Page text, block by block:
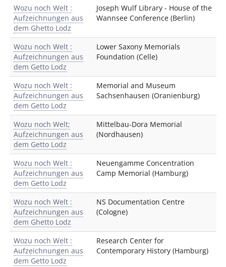
Wozu noch Welt :
Aufzeichnungen aus
dem Ghetto Lodz
Joseph Wulf Library - House of the
Wannsee Conference (Berlin)
Wozu noch Welt :
Aufzeichnungen aus
dem Getto Lodz
Lower Saxony Memorials
Foundation (Celle)
Wozu noch Welt :
Aufzeichnungen aus
dem Getto Lodz
Memorial and Museum
Sachsenhausen (Oranienburg)
Wozu noch Welt;
Aufzeichnungen aus
dem Getto Lodz
Mittelbau-Dora Memorial
(Nordhausen)
Wozu noch Welt :
Aufzeichnungen aus
dem Getto Lodz
Neuengamme Concentration
Camp Memorial (Hamburg)
Wozu noch Welt :
Aufzeichnungen aus
dem Ghetto Lodz
NS Documentation Centre
(Cologne)
Wozu noch Welt :
Aufzeichnungen aus
dem Getto Lodz
Research Center for
Contemporary History (Hamburg)